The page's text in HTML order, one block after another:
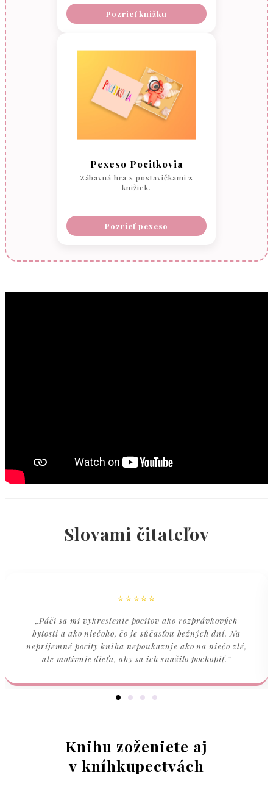
Pozrieť knižku
Pexeso Pocitkovia
Zábavná hra s postavičkami z
knižiek.
Pozrieť pexeso
Slovami čitateľov
⭐⭐⭐⭐⭐
„Páči sa mi vykreslenie pocitov ako rozprávkových
bytostí a ako niečoho, čo je súčasťou bežných dní. Na
nepríjemné pocity kniha nepoukazuje ako na niečo zlé,
ale motivuje dieťa, aby sa ich snažilo pochopiť.“
Knihu zoženiete aj
v kníhkupectvách